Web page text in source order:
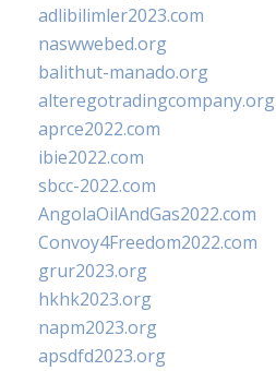
adlibilimler2023.com
naswwebed.org
balithut-manado.org
alteregotradingcompany.org
aprce2022.com
ibie2022.com
sbcc-2022.com
AngolaOilAndGas2022.com
Convoy4Freedom2022.com
grur2023.org
hkhk2023.org
napm2023.org
apsdfd2023.org